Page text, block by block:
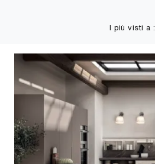
I più visti a :